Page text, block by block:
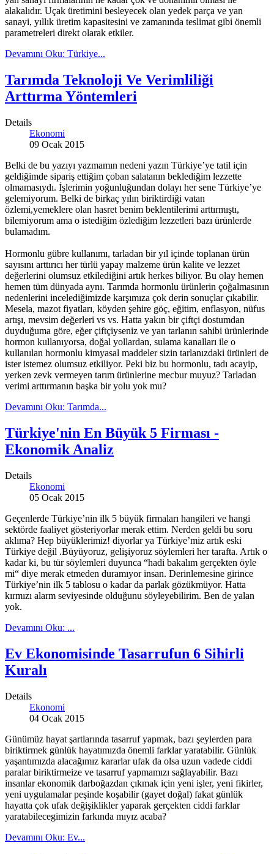
alakalıdır. Uçak üretimini besleyecek olan yedek parça ve yan
sanayi, yıllık üretim kapasitesini ve zamanında teslimat gibi önemli
parametreleri direkt olarak etkiler.
Devamını Oku: Türkiye...
Tarımda Teknoloji Ve Verimliliği
Arttırma Yöntemleri
Details
Ekonomi
09 Ocak 2015
Belki de bu yazıyı yazmamın nedeni yazın Türkiye’ye tatil için
geldiğimde sipariş ettiğim çoban salatanın beklediğim lezzette
olmamasıydı. İşlerimin yoğunluğundan dolayı her sene Türkiye’ye
gelemiyorum. Belki de birkaç yılın biriktirdiği vatan
özlemi,yemeklere olan hasret benim beklentilerimi arttırmıştı,
bilemiyorum ama o istediğim özlediğim lezzetleri bazı ürünlerde
bulamadım.
Hormonlu gübre kullanımı, tarladan bir yıl içinde toplanan ürün
sayısını arttırıcı her türlü yapay malzeme ürün kalite ve lezzet
değerlerini olumsuz etkilediğini artık herkes biliyor. Bu olay hemen
hemen tüm dünyada aynı. Tarımda hormonlu ürünlerin çoğalmasının
nedenlerini incelediğimizde karşımıza çok derin sonuçlar çıkabilir.
Mesela, mazot fiyatları, köyden şehire göç, eğitim, enflasyon, nüfus
artışı, mevsim değerleri vs vs. Hatta yakın bir çiftçi dostumdan
duyduğuma göre, eğer çiftçiyseniz ve yan tarlanın sahibi ürünlerinde
hormon kullanıyorsa, doğal yollardan, sulama kanalları ile o
kullanılan hormonlu kimyasal maddeler sizin tarlanızdaki ürünleri de
ister istemez olumsuz etkiliyor. Peki biz bu hormonlu, tadı acayip,
yerken zevk vermeyen tarım ürünlerine mecbur muyuz? Tarladan
verimi arttırmanın başka bir yolu yok mu?
Devamını Oku: Tarımda...
Türkiye'nin En Büyük 5 Firması -
Ekonomik Analiz
Details
Ekonomi
05 Ocak 2015
Geçenlerde Türkiye’nin ilk 5 büyük firmaları hangileri ve hangi
sektörde faaliyet gösteriyorlar merak ettim. Nerden geldi bu soru
aklıma? Hep büyüklerimiz! diyorlar ya Türkiye’miz artık eski
Türkiye değil .Büyüyoruz, gelişiyoruz söylemleri her tarafta. Artık o
kadar ki, bu tür söylemleri duyunca “hadi bakalım gerçekten öyle
mi“ diye merak etmeden duramıyor insan. Derinlemesine girince
Türkiye’nin ilk 5 tablosu o kadar da parlak gözükmüyor. Hatta
kırmızı alarm seviyesinde olduğunu söyleyebilirim. Ben de yalan
yok.
Devamını Oku: ...
Ev Ekonomisinde Tasarrufun 6 Sihirli
Kuralı
Details
Ekonomi
04 Ocak 2015
Günümüz hayat şartlarında tasarruf yapmak, bazı şeylerden para
biriktirmek günlük hayatımızda önemli farklar yaratabilir. Günlük
yaşantımızda alacağımız kararlar ufak da olsa uzun vadede ciddi
paralar biriktirmeize ve tasarruf yapmamızı sağlayabilir. Bazı
insanlar ekonomik darboğazdan çıkmak için yeni işler, yeni fikirler,
yeni uygulamalar peşinde koşabilir (gayet doğal) fakat günlük
hayatta çok ufak değişiklikler yaparak gerçekten ciddi farklar
yaratabilecegimizin farkında mıyız acaba?
Devamını Oku: Ev...